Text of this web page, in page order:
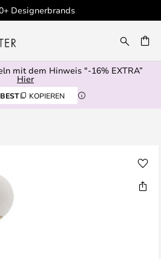
Designerbrands
mit dem Hinweis "-16% EXTRA”
Hier
BEST KOPIEREN